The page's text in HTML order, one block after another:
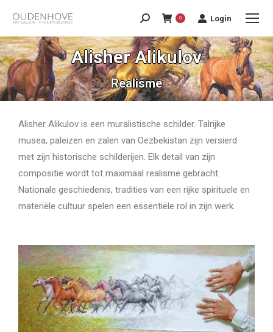
0 Login
Alisher Alikulov
Realisme
Alisher Alikulov is een muralistische schilder. Talrijke
musea, paleizen en zalen van Oezbekistan zijn versierd
met zijn historische schilderijen. Elk detail van zijn
compositie wordt tot maximaal realisme gebracht.
Nationale geschiedenis, tradities van een rijke spirituele en
materiële cultuur spelen een essentiële rol in zijn werk.